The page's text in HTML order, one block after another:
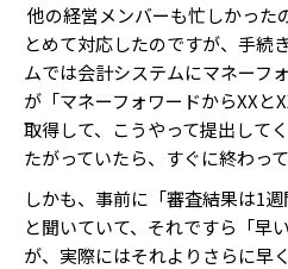
他の経営メンバーも忙しかった
とめて対応したのですが、手続
ムでは会計システムにマネーフ
が「マネーフォワードからXXと
取得して、こうやって提出して
たがっていたら、すぐに終わっ
しかも、事前に「審査結果は1
と聞いていて、それですら「早
が、実際にはそれよりさらに早